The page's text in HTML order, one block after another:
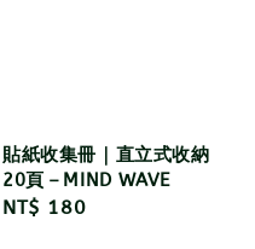
貼紙收集冊｜直立式收納
20頁－MIND WAVE
Regular
NT$ 180